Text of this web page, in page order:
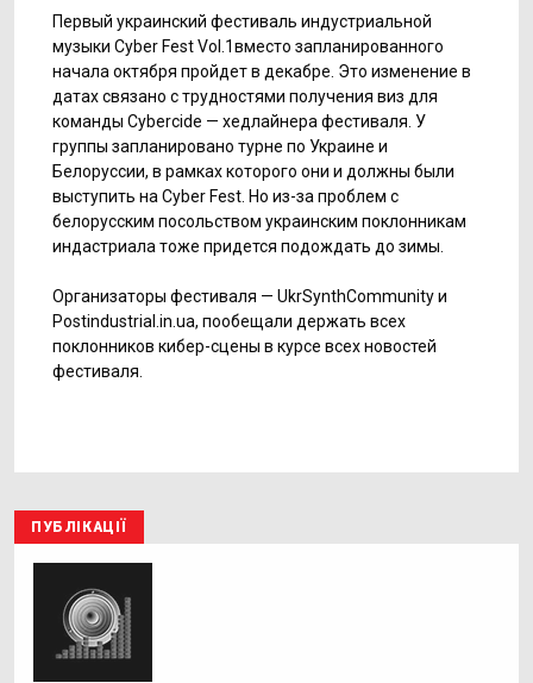
Первый украинский фестиваль индустриальной
музыки Cyber Fest Vol.1вместо запланированного
начала октября пройдет в декабре. Это изменение в
датах связано с трудностями получения виз для
команды Cybercide — хедлайнера фестиваля. У
группы запланировано турне по Украине и
Белоруссии, в рамках которого они и должны были
выступить на Cyber Fest. Но из-за проблем с
белорусским посольством украинским поклонникам
индастриала тоже придется подождать до зимы.
Организаторы фестиваля — UkrSynthCommunity и
Postindustrial.in.ua, пообещали держать всех
поклонников кибер-сцены в курсе всех новостей
фестиваля.
ПУБЛІКАЦІЇ